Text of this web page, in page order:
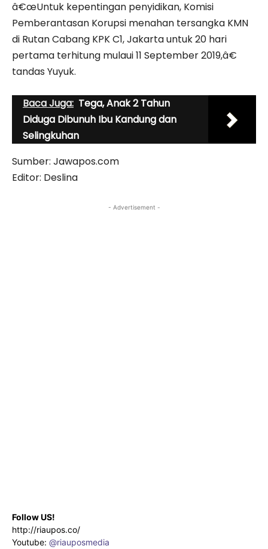
â€œUntuk kepentingan penyidikan, Komisi
Pemberantasan Korupsi menahan tersangka KMN
di Rutan Cabang KPK C1, Jakarta untuk 20 hari
pertama terhitung mulaui 11 September 2019,â€
tandas Yuyuk.
Baca Juga: Tega, Anak 2 Tahun
Diduga Dibunuh Ibu Kandung dan
Selingkuhan
Sumber: Jawapos.com
Editor: Deslina
- Advertisement -
Follow US!
http://riaupos.co/
Youtube: @riauposmedia